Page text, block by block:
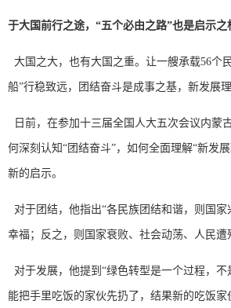
于大国前行之途，“五个必由之路”也是启示之
大国之大，也有大国之重。让一艘承载56个
船”行稳致远，团结奋斗是成事之基，新发展
日前，在参加十三届全国人大五次会议内蒙
何深刻认知“团结奋斗”，如何全面理解“新发
新的启示。
对于团结，他指出“各民族团结和谐，则国
幸福；反之，则国家衰败、社会动荡、人民遭
对于发展，他提到“绿色转型是一个过程，不
能把手里吃饭的家伙先扔了，结果新的吃饭